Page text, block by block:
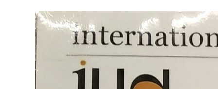
Долучайтеся
до
мікробіологічного